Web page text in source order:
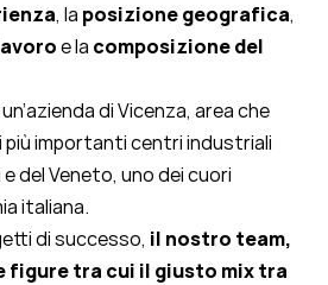
, la posizione geografica,
e la composizione del
di Vicenza, area che
importanti centri industriali
del Veneto, uno dei cuori
italiana.
di successo, il nostro team,
figure tra cui il giusto mix tra